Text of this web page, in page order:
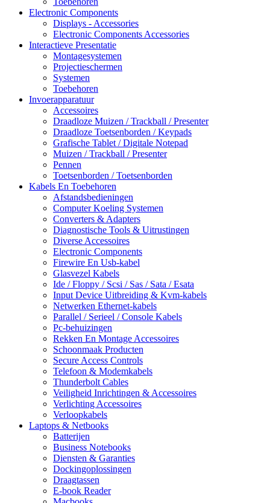
Electronic Components
Displays - Accessories
Electronic Components Accessories
Interactieve Presentatie
Montagesystemen
Projectieschermen
Systemen
Toebehoren
Invoerapparatuur
Accessoires
Draadloze Muizen / Trackball / Presenter
Draadloze Toetsenborden / Keypads
Grafische Tablet / Digitale Notepad
Muizen / Trackball / Presenter
Pennen
Toetsenborden / Toetsenborden
Kabels En Toebehoren
Afstandsbedieningen
Computer Koeling Systemen
Converters & Adapters
Diagnostische Tools & Uitrustingen
Diverse Accessoires
Electronic Components
Firewire En Usb-kabel
Glasvezel Kabels
Ide / Floppy / Scsi / Sas / Sata / Esata
Input Device Uitbreiding & Kvm-kabels
Netwerken Ethernet-kabels
Parallel / Serieel / Console Kabels
Pc-behuizingen
Rekken En Montage Accessoires
Schoonmaak Producten
Secure Access Controls
Telefoon & Modemkabels
Thunderbolt Cables
Veiligheid Inrichtingen & Accessoires
Verlichting Accessoires
Verloopkabels
Laptops & Netbooks
Batterijen
Business Notebooks
Diensten & Garanties
Dockingoplossingen
Draagtassen
E-book Reader